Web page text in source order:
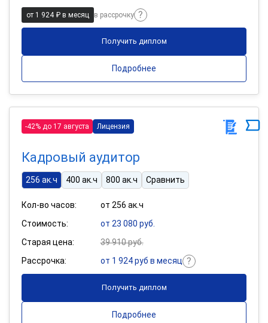
от 1 924 ₽ в месяц в рассрочку
Получить диплом
Подробнее
-42% до 17 августа Лицензия
Кадровый аудитор
256 ак.ч 400 ак.ч 800 ак.ч Сравнить
Кол-во часов:
от 256 ак.ч
Стоимость:
от 23 080 руб.
Старая цена:
39 910 руб.
Рассрочка:
от 1 924 руб в месяц
Получить диплом
Подробнее